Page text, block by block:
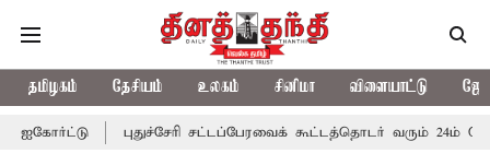
தமிழகம் தேசியம் உலகம் சினிமா விளையாட்டு
புதுச்சேரி சட்டப்பேரவைக் கூட்டத்தொடர் வரும் 24ம் தொடங்கும் என